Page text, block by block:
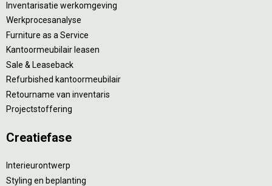
Inventarisatie werkomgeving
Werkprocesanalyse
Furniture as a Service
Kantoormeubilair leasen
Sale & Leaseback
Refurbished kantoormeubilair
Retourname van inventaris
Projectstoffering
Creatiefase
Interieurontwerp
Styling en beplanting